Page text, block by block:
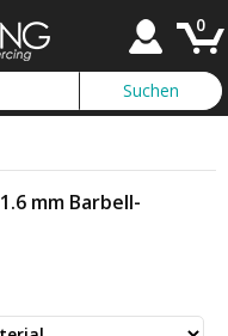
0
mm Barbell-